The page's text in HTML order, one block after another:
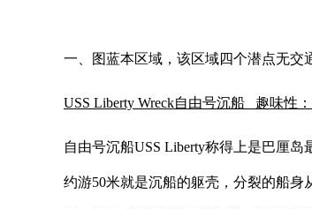
一、图蓝本区域，该区域四个潜点无交
USS Liberty Wreck自由号沉船 趣味
自由号沉船USS Liberty称得上是巴厘
约游50米就是沉船的躯壳，分裂的船